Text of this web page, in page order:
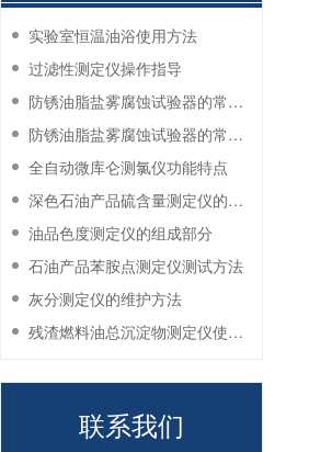
实验室恒温油浴使用方法
过滤性测定仪操作指导
防锈油脂盐雾腐蚀试验器的常见故障与解决方法
防锈油脂盐雾腐蚀试验器的常见故障与解决方法
全自动微库仑测氯仪功能特点
深色石油产品硫含量测定仪的工作环境要求
油品色度测定仪的组成部分
石油产品苯胺点测定仪测试方法
灰分测定仪的维护方法
残渣燃料油总沉淀物测定仪使用注意事项
联系我们